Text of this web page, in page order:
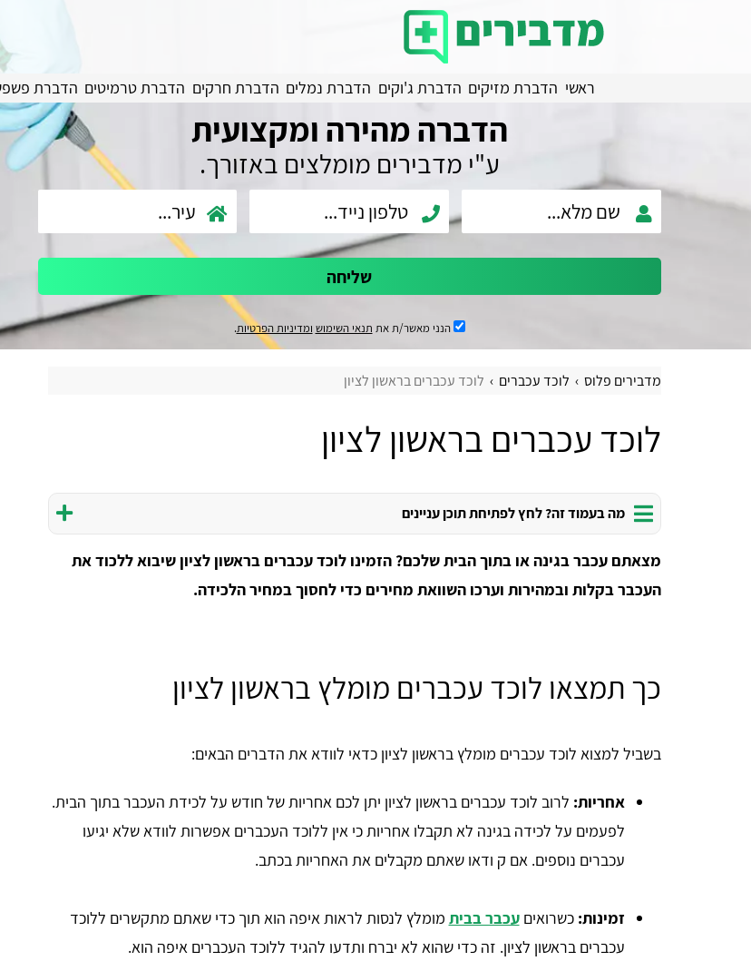
ראשי הדברת מזיקים הדברת ג'וקים הדברת נמלים הדברת חרקים הדברת טרמיטים הדברת
הדברה מהירה ומקצועית
ע"י מדבירים מומלצים באזורך.
שליחה
הנני מאשר/ת את תנאי השימוש ומדיניות הפרטיות.
מדבירים פלוס לוכד עכברים לוכד עכברים בראשון לציון
לוכד עכברים בראשון לציון
מה בעמוד זה? לחץ לפתיחת תוכן עניינים
מצאתם עכבר בגינה או בתוך הבית שלכם? הזמינו לוכד עכברים בראשון לציון שיבוא ללכוד את
העכבר בקלות ובמהירות וערכו השוואת מחירים כדי לחסוך במחיר הלכידה.
כך תמצאו לוכד עכברים מומלץ בראשון לציון
בשביל למצוא לוכד עכברים מומלץ בראשון לציון כדאי לוודא את הדברים הבאים:
אחריות: לרוב לוכד עכברים בראשון לציון יתן לכם אחריות של חודש על לכידת העכבר בתוך הבית.
לפעמים על לכידה בגינה לא תקבלו אחריות כי אין ללוכד העכברים אפשרות לוודא שלא יגיעו
עכברים נוספים. אם ק ודאו שאתם מקבלים את האחריות בכתב.
זמינות: כשרואיםעכבר בבית מומלץ לנסות לראות איפה הוא תוך כדי שאתם מתקשרים ללוכד
עכברים בראשון לציון. זה כדי שהוא לא יברח ותדעו להגיד ללוכד העכברים איפה הוא.